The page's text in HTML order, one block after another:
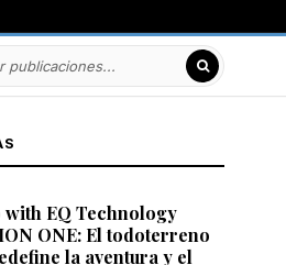
with EQ Technology
ONE: El todoterreno
la aventura y el